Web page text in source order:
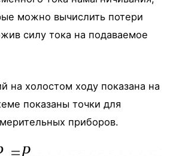
можно вычислить потери
силу тока на подаваемое
на холостом ходу показана на
показаны точки для
приборов.